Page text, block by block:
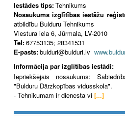
Iestādes tips:Tehnikums
Nosaukums izglītības iestāžu
atbildību Bulduru Tehnikums
Viestura iela 6, Jūrmala, LV-2010
Tel:67753135; 28341531
E-pasts:bulduri@bulduri.lv
Informācija par izglītības iestādi:
Iepriekšējais nosaukums:
"Bulduru Dārzkopības vidusskola".
- Tehnikumam ir dienesta vi [...]